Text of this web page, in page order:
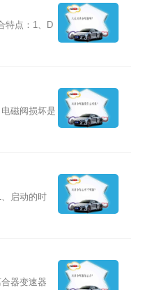
特点：1、D
磁阀损坏是
启动的时
器变速器